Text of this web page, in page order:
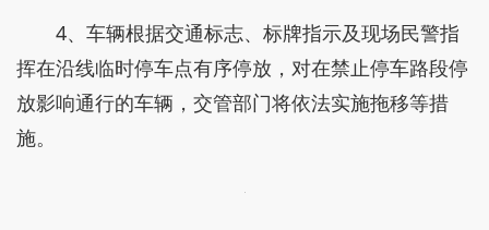
4、车辆根据交通标志、标牌指示及现场民警指
挥在沿线临时停车点有序停放，对在禁止停车路段停
放影响通行的车辆，交管部门将依法实施拖移等措
施。